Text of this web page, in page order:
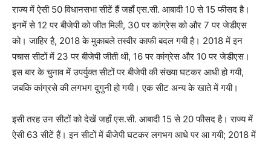
राज्य में ऐसी 50 विधानसभा सीटें हैं जहाँ एस.सी. आबादी 10 से 15 फीसद है।
इनमें से 12 पर बीजेपी को जीत मिली, 30 पर कांग्रेस को और 7 पर जेडीएस
को। जाहिर है, 2018 के मुकाबले तस्वीर काफी बदल गयी है। 2018 में इन
पचास सीटों में 23 पर बीजेपी जीती थी, 16 पर कांग्रेस और 10 पर जेडीएस।
इस बार के चुनाव में उपर्युक्त सीटों पर बीजेपी की संख्या घटकर आधी हो गयी,
जबकि कांग्रसे की लगभग दुगुनी हो गयी। एक सीट अन्य के खाते में गयी।
इसी तरह उन सीटों को देखें जहाँ एस.सी. आबादी 15 से 20 फीसद है। राज्य में
ऐसी 63 सीटें हैं। इन सीटों में बीजेपी घटकर लगभग आधे पर आ गयी; 2018 में